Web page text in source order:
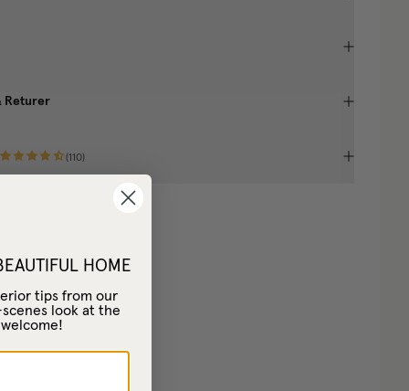
Returer
(110)
HOME
tips from our
look at the